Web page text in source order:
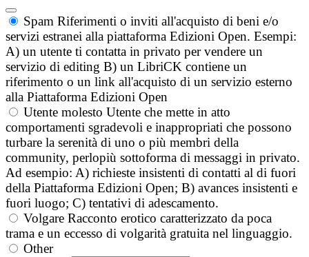
Spam Riferimenti o inviti all'acquisto di beni e/o
servizi estranei alla piattaforma Edizioni Open. Esempi:
A) un utente ti contatta in privato per vendere un
servizio di editing B) un LibriCK contiene un
riferimento o un link all'acquisto di un servizio esterno
alla Piattaforma Edizioni Open
Utente molesto Utente che mette in atto
comportamenti sgradevoli e inappropriati che possono
turbare la serenità di uno o più membri della
community, perlopiù sottoforma di messaggi in privato.
Ad esempio: A) richieste insistenti di contatti al di fuori
della Piattaforma Edizioni Open; B) avances insistenti e
fuori luogo; C) tentativi di adescamento.
Volgare Racconto erotico caratterizzato da poca
trama e un eccesso di volgarità gratuita nel linguaggio.
Other